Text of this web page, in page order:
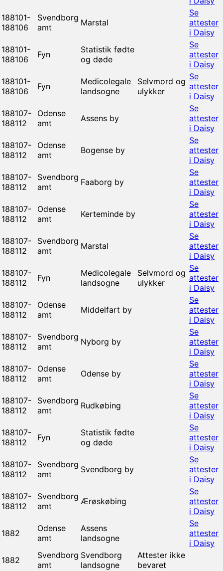
188101-
188106
Svendborg
amt
Marstal
Se
attester
i Daisy
188101-
188106
Fyn
Statistik fødte
og døde
Se
attester
i Daisy
188101-
188106
Fyn
Medicolegale
landsogne
Selvmord og
ulykker
Se
attester
i Daisy
188107-
188112
Odense
amt
Assens by
Se
attester
i Daisy
188107-
188112
Odense
amt
Bogense by
Se
attester
i Daisy
188107-
188112
Svendborg
amt
Faaborg by
Se
attester
i Daisy
188107-
188112
Odense
amt
Kerteminde by
Se
attester
i Daisy
188107-
188112
Svendborg
amt
Marstal
Se
attester
i Daisy
188107-
188112
Fyn
Medicolegale
landsogne
Selvmord og
ulykker
Se
attester
i Daisy
188107-
188112
Odense
amt
Middelfart by
Se
attester
i Daisy
188107-
188112
Svendborg
amt
Nyborg by
Se
attester
i Daisy
188107-
188112
Odense
amt
Odense by
Se
attester
i Daisy
188107-
188112
Svendborg
amt
Rudkøbing
Se
attester
i Daisy
188107-
188112
Fyn
Statistik fødte
og døde
Se
attester
i Daisy
188107-
188112
Svendborg
amt
Svendborg by
Se
attester
i Daisy
188107-
188112
Svendborg
amt
Ærøskøbing
Se
attester
i Daisy
1882
Odense
amt
Assens
landsogne
Se
attester
i Daisy
1882
Svendborg
amt
Svendborg
landsogne
Attester ikke
bevaret